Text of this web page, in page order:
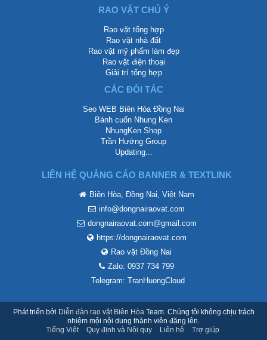
RAO VẶT CHÚ Ý
Rao vặt tổng hợp
Rao vặt nhà đất
Rao vặt mỹ phẩm làm đẹp
Rao vặt điện thoại
Giải trí tổng hợp
CÁC ĐỐI TÁC
Seo WEB Biên Hòa Đồng Nai
Bánh cuốn Nhung Ken
NhungKen Shop
Trần Hướng Group
Updating...
LIÊN HỆ QUẢNG CÁO BANNER & TEXTLINK
Biên Hòa, Đồng Nai, Việt Nam
info@dongnairaovat.com
dongnairaovat.com@gmail.com
https://dongnairaovat.com
Rao vặt Đồng Nai
Zalo: 0937 734 799
Telegram: TranHuongCloud
Phát triển bởi Diễn đàn rao vặt Biên Hòa Team. Chúng tôi không chịu trách
nhiệm mội nội dung thành viên đăng lên.
Tiếng Việt
Quy định và Nội quy Liên hệ Trợ giúp